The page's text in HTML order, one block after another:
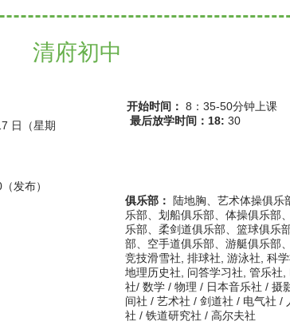
清府初中
日（星期
发布）
开始时间： 8：35-50分钟上课
最后放学时间：18: 30
俱乐部：
陆地胸、艺术体操俱乐
乐部、划船俱乐部、体操俱乐部
乐部、柔剑道俱乐部、篮球俱乐
部、空手道俱乐部、游艇俱乐部
竞技滑雪社, 排球社, 游泳社, 科
地理历史社, 问答学习社, 管乐社
社/ 数学 / 物理 / 日本音乐社 / 摄
间社 / 艺术社 / 剑道社 / 电气社 /
社 / 铁道研究社 / 高尔夫社